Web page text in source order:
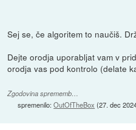
Sej se, če algoritem to naučiš.
Dejte orodja uporabljat vam v
orodja vas pod kontrolo (delate
Zgodovina sprememb…
spremenilo:OutOfTheBox (27. dec